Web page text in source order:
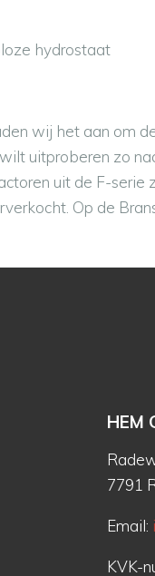
hydrostaat
wij het aan om
uitproberen zo
uit de F-
Op de
HEM
7791
Email:
KVK-